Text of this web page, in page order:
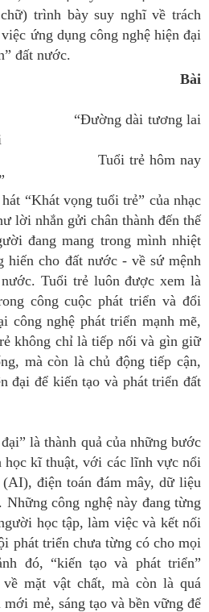
trình bày suy nghĩ về trách
ứng dụng công nghệ hiện đại
đất nước.
“Đường dài tương lai
Tuổi trẻ hôm nay
vọng tuổi trẻ” của nhạc
lời nhắn gửi chân thành đến thế
đang mang trong mình nhiệt
hiến cho đất nước - về sứ mệnh
Tuổi trẻ luôn được xem là
công cuộc phát triển và đổi
nghệ phát triển mạnh mẽ,
không chỉ là tiếp nối và gìn giữ
mà còn là chủ động tiếp cận,
đại để kiến tạo và phát triển đất
là thành quả của những bước
học kĩ thuật, với các lĩnh vực nổi
điện toán đám mây, dữ liệu
công nghệ này đang từng
học tập, làm việc và kết nối
phát triển chưa từng có cho mọi
đó, “kiến tạo và phát triển”
mặt vật chất, mà còn là quá
mẻ, sáng tạo và bền vững để